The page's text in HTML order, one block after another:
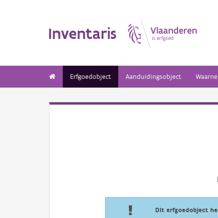
Inventaris
Erfgoedobject Aanduidingsobject
Dit erfgoedobject